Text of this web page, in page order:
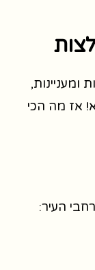
ומעניינות,
אז מה הכי
העיר: